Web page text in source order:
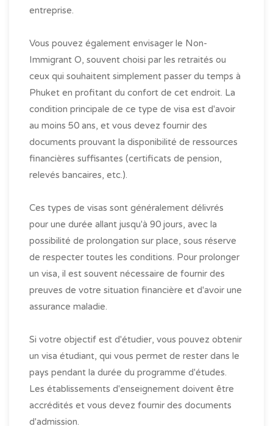
entreprise.
Vous pouvez également envisager le Non-
Immigrant O, souvent choisi par les retraités ou
ceux qui souhaitent simplement passer du temps à
Phuket en profitant du confort de cet endroit. La
condition principale de ce type de visa est d'avoir
au moins 50 ans, et vous devez fournir des
documents prouvant la disponibilité de ressources
financières suffisantes (certificats de pension,
relevés bancaires, etc.).
Ces types de visas sont généralement délivrés
pour une durée allant jusqu'à 90 jours, avec la
possibilité de prolongation sur place, sous réserve
de respecter toutes les conditions. Pour prolonger
un visa, il est souvent nécessaire de fournir des
preuves de votre situation financière et d'avoir une
assurance maladie.
Si votre objectif est d'étudier, vous pouvez obtenir
un visa étudiant, qui vous permet de rester dans le
pays pendant la durée du programme d'études.
Les établissements d'enseignement doivent être
accrédités et vous devez fournir des documents
d'admission.